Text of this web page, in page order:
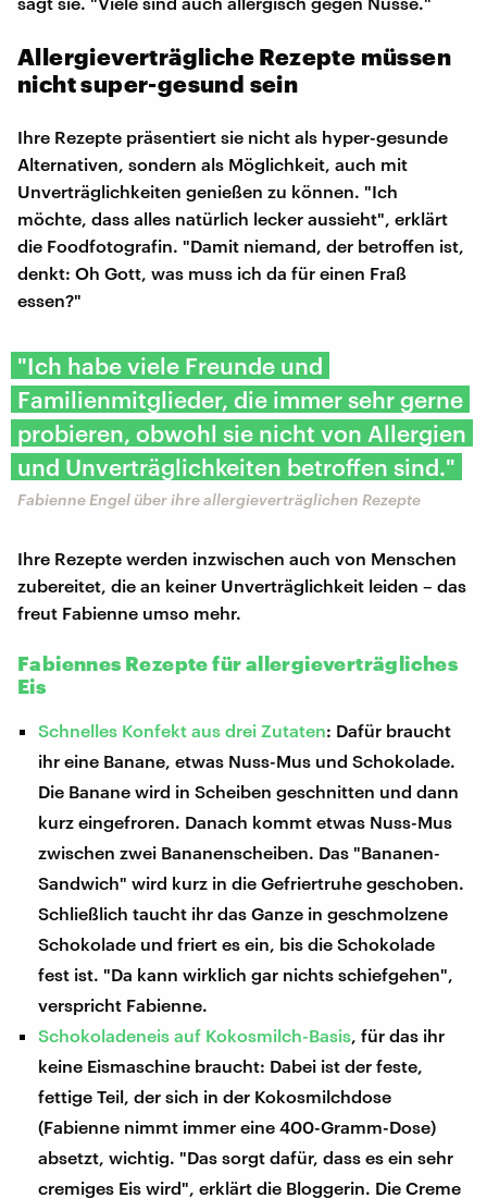
Allergieverträgliche Rezepte müssen
nicht super-gesund sein
Ihre Rezepte präsentiert sie nicht als hyper-gesunde
Alternativen, sondern als Möglichkeit, auch mit
Unverträglichkeiten genießen zu können. "Ich
möchte, dass alles natürlich lecker aussieht", erklärt
die Foodfotografin. "Damit niemand, der betroffen ist,
denkt: Oh Gott, was muss ich da für einen Fraß
essen?"
"Ich habe viele Freunde und
Familienmitglieder, die immer sehr gerne
probieren, obwohl sie nicht von Allergien
und Unverträglichkeiten betroffen sind."
Fabienne Engel über ihre allergieverträglichen Rezepte
Ihre Rezepte werden inzwischen auch von Menschen
zubereitet, die an keiner Unverträglichkeit leiden – das
freut Fabienne umso mehr.
Fabiennes Rezepte für allergieverträgliches
Eis
Schnelles Konfekt aus drei Zutaten: Dafür braucht
ihr eine Banane, etwas Nuss-Mus und Schokolade.
Die Banane wird in Scheiben geschnitten und dann
kurz eingefroren. Danach kommt etwas Nuss-Mus
zwischen zwei Bananenscheiben. Das "Bananen-
Sandwich" wird kurz in die Gefriertruhe geschoben.
Schließlich taucht ihr das Ganze in geschmolzene
Schokolade und friert es ein, bis die Schokolade
fest ist. "Da kann wirklich gar nichts schiefgehen",
verspricht Fabienne.
Schokoladeneis auf Kokosmilch-Basis , für das ihr
keine Eismaschine braucht: Dabei ist der feste,
fettige Teil, der sich in der Kokosmilchdose
(Fabienne nimmt immer eine 400-Gramm-Dose)
absetzt, wichtig. "Das sorgt dafür, dass es ein sehr
cremiges Eis wird", erklärt die Bloggerin. Die Creme